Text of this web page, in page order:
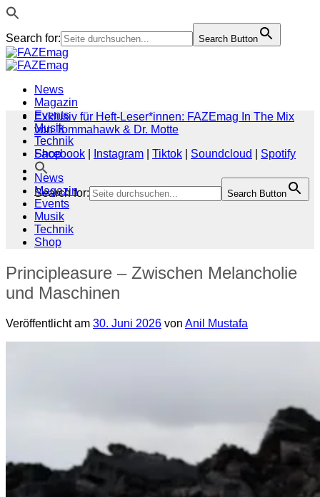
Search for: Search Button
Zum
Inhalt
News
Magazin
Events
Musik
Technik
Shop
Search for: Search Button
Exklusiv für Heft-Leser*innen: FAZEmag In The Mix
von Tommahawk & Dr. Motte
Facebook
Instagram Tiktok Soundcloud
Spotify
News
Magazin
Events
Musik
Technik
Shop
Principleasure – Zwischen Melancholie
und Maschinen
Veröffentlicht am 30. Juni 2026 von Anil Mustafa